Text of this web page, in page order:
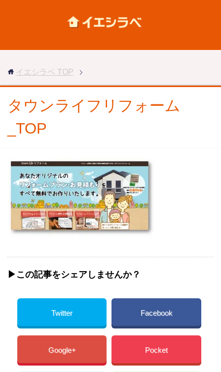
イエシラベ TOP
タウンライフリフォーム
_TOP
▶︎この記事をシェアしませんか？
Twitter Facebook
Google+ Pocket